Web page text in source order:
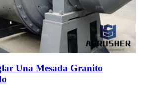
Una Mesada Granito